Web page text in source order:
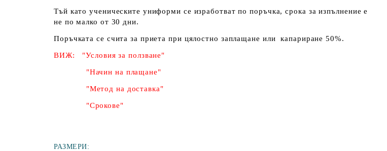
Тъй като ученическите униформи се изработват по поръчка, срока за изпълнение е
не по малко от 30 дни.
Поръчката се счита за приета при цялостно заплащане или капариране 50%.
ВИЖ: "Условия за ползване"
"Начин на плащане"
"Метод на доставка"
"Срокове"
РАЗМЕРИ: